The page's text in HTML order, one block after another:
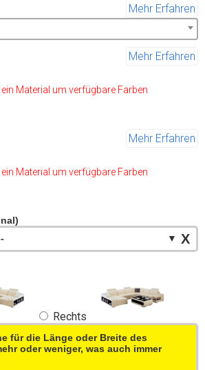
Mehr Erfahren
Mehr Erfahren
Material um verfügbare Farben
Mehr Erfahren
Material um verfügbare Farben
▼ X
Rechts
für die Länge oder Breite des
oder weniger, was auch immer